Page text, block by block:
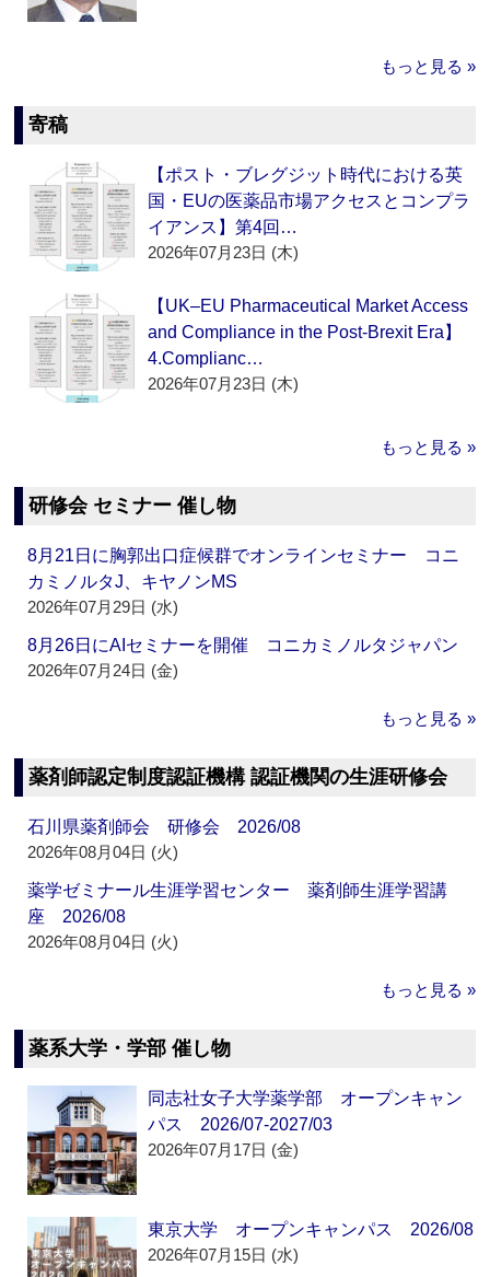
もっと見る »
寄稿
【ポスト・ブレグジット時代における英
国・EUの医薬品市場アクセスとコンプラ
イアンス】第4回…
2026年07月23日 (木)
【UK–EU Pharmaceutical Market Access
and Compliance in the Post-Brexit Era】
4.Complianc…
2026年07月23日 (木)
もっと見る »
研修会 セミナー 催し物
8月21日に胸郭出口症候群でオンラインセミナー コニ
カミノルタJ、キヤノンMS
2026年07月29日 (水)
8月26日にAIセミナーを開催 コニカミノルタジャパン
2026年07月24日 (金)
もっと見る »
薬剤師認定制度認証機構 認証機関の生涯研修会
石川県薬剤師会 研修会 2026/08
2026年08月04日 (火)
薬学ゼミナール生涯学習センター 薬剤師生涯学習講
座 2026/08
2026年08月04日 (火)
もっと見る »
薬系大学・学部 催し物
同志社女子大学薬学部 オープンキャン
パス 2026/07-2027/03
2026年07月17日 (金)
東京大学 オープンキャンパス 2026/08
2026年07月15日 (水)